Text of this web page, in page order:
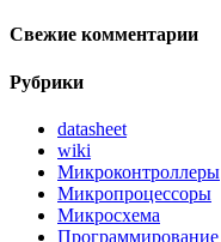
Свежие комментарии
Рубрики
datasheet
wiki
Микроконтроллеры
Микропроцессоры
Микросхема
Программирование